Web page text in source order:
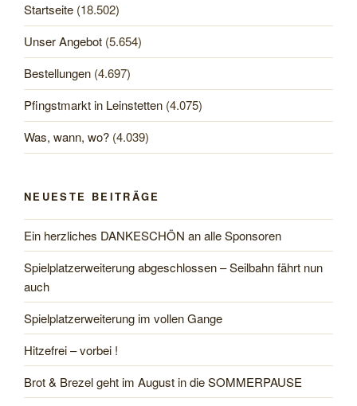
Startseite (18.502)
Unser Angebot (5.654)
Bestellungen (4.697)
Pfingstmarkt in Leinstetten (4.075)
Was, wann, wo? (4.039)
NEUESTE BEITRÄGE
Ein herzliches DANKESCHÖN an alle Sponsoren
Spielplatzerweiterung abgeschlossen – Seilbahn fährt nun
auch
Spielplatzerweiterung im vollen Gange
Hitzefrei – vorbei !
Brot & Brezel geht im August in die SOMMERPAUSE